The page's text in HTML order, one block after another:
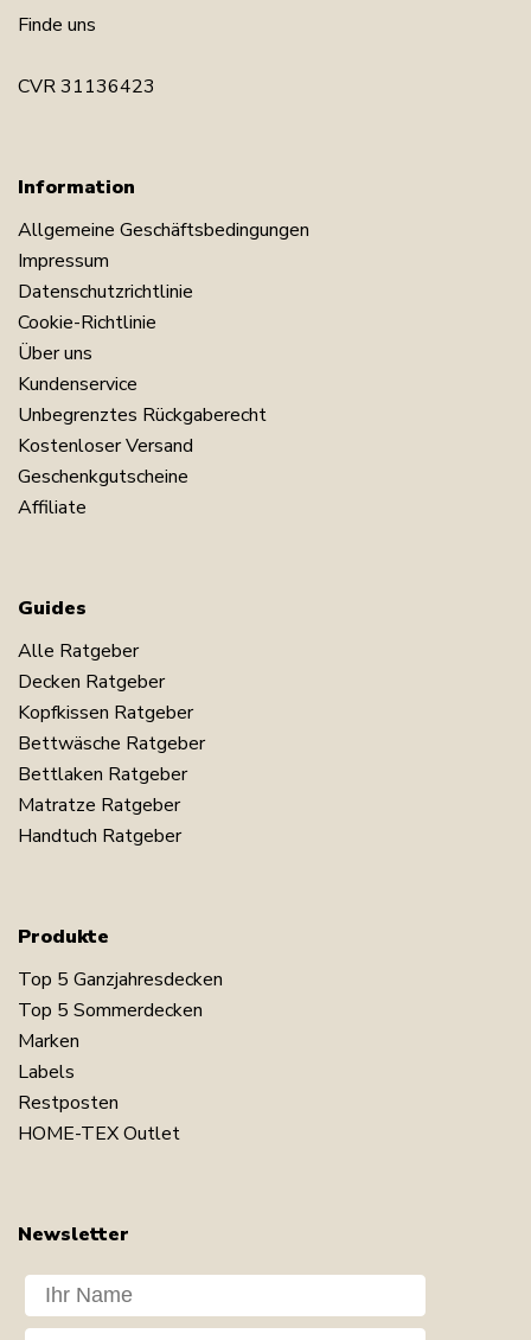
Finde uns
CVR 31136423
Information
Allgemeine Geschäftsbedingungen
Impressum
Datenschutzrichtlinie
Cookie-Richtlinie
Über uns
Kundenservice
Unbegrenztes Rückgaberecht
Kostenloser Versand
Geschenkgutscheine
Affiliate
Guides
Alle Ratgeber
Decken Ratgeber
Kopfkissen Ratgeber
Bettwäsche Ratgeber
Bettlaken Ratgeber
Matratze Ratgeber
Handtuch Ratgeber
Produkte
Top 5 Ganzjahresdecken
Top 5 Sommerdecken
Marken
Labels
Restposten
HOME-TEX Outlet
Newsletter
Dit navn